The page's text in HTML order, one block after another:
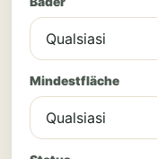
Mindestfläche